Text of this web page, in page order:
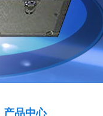
产品中心